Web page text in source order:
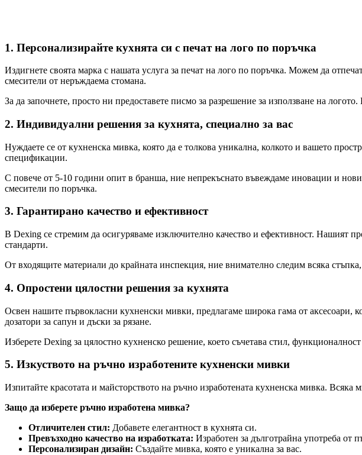
1. Персонализирайте кухнята си с печат на лого по поръчка
Издигнете своята марка с нашата услуга за печат на лого по поръчка. Можем да
смесители от неръждаема стомана.
За да започнете, просто ни предоставете писмо за разрешение за използване на
2. Индивидуални решения за кухнята, специално за вас
Нуждаете се от кухненска мивка, която да е толкова уникална, колкото и вашето
спецификации.
С повече от 5-10 години опит в бранша, ние непрекъснато въвеждаме иновации и
смесители по поръчка.
3. Гарантирано качество и ефективност
В Dexing се стремим да осигуряваме изключително качество и ефективност. Нашият
стандарти.
От входящите материали до крайната инспекция, ние внимателно следим всяка стъпка,
4. Опростени цялостни решения за кухнята
Освен нашите първокласни кухненски мивки, предлагаме широка гама от аксесоари,
дозатори за сапун и дъски за рязане.
Изберете Dexing за цялостно кухненско решение, което съчетава стил,
5. Изкуството на ръчно изработените кухненски мивки
Изпитайте красотата и майсторството на ръчно изработената кухненска мивка.
Защо да изберете ръчно изработена мивка?
Отличителен стил: Добавете елегантност в кухнята си.
Превъзходно качество на изработката: Изработен за дълготрайна употреба от
Персонализиран дизайн: Създайте мивка, която е уникална за вас.